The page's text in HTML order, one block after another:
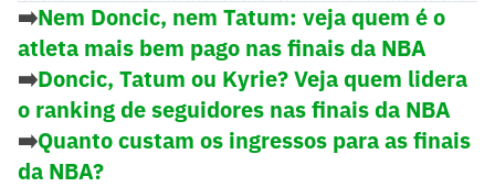
➡️Nem Doncic, nem Tatum: veja quem é o
atleta mais bem pago nas finais da NBA
➡️Doncic, Tatum ou Kyrie? Veja quem lidera
o ranking de seguidores nas finais da NBA
➡️Quanto custam os ingressos para as finais
da NBA?